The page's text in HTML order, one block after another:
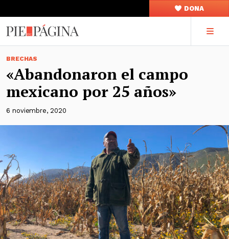
DONA
BRECHAS
«Abandonaron el campo
mexicano por 25 años»
6 noviembre, 2020